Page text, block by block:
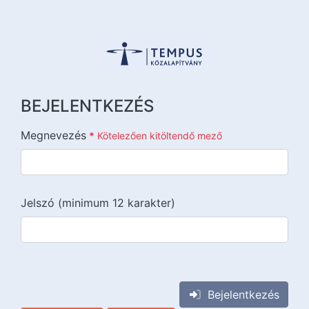
BEJELENTKEZÉS
Megnevezés * Kötelezően kitöltendő mező
Jelszó (minimum 12 karakter)
Bejelentkezés